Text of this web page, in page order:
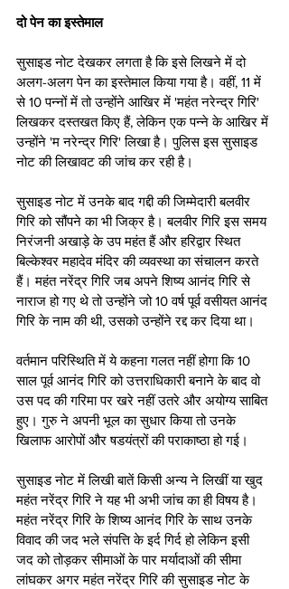
दो पेन का इस्तेमाल
सुसाइड नोट देखकर लगता है कि इसे लिखने में दो
अलग-अलग पेन का इस्तेमाल किया गया है। वहीं, 11 में
से 10 पन्नों में तो उन्होंने आखिर में 'महंत नरेन्द्र गिरि'
लिखकर दस्तखत किए हैं, लेकिन एक पन्ने के आखिर में
उन्होंने 'म नरेन्द्र गिरि' लिखा है। पुलिस इस सुसाइड
नोट की लिखावट की जांच कर रही है।
सुसाइड नोट में उनके बाद गद्दी की जिम्मेदारी बलवीर
गिरि को सौंपने का भी जिक्र है। बलवीर गिरि इस समय
निरंजनी अखाड़े के उप महंत हैं और हरिद्वार स्थित
बिल्केश्वर महादेव मंदिर की व्यवस्था का संचालन करते
हैं। महंत नरेंद्र गिरि जब अपने शिष्य आनंद गिरि से
नाराज हो गए थे तो उन्होंने जो 10 वर्ष पूर्व वसीयत आनंद
गिरि के नाम की थी, उसको उन्होंने रद्द कर दिया था।
वर्तमान परिस्थिति में ये कहना गलत नहीं होगा कि 10
साल पूर्व आनंद गिरि को उत्तराधिकारी बनाने के बाद वो
उस पद की गरिमा पर खरे नहीं उतरे और अयोग्य साबित
हुए। गुरु ने अपनी भूल का सुधार किया तो उनके
खिलाफ आरोपों और षडयंत्रों की पराकाष्ठा हो गई।
सुसाइड नोट में लिखी बातें किसी अन्य ने लिखीं या खुद
महंत नरेंद्र गिरि ने यह भी अभी जांच का ही विषय है।
महंत नरेंद्र गिरि के शिष्य आनंद गिरि के साथ उनके
विवाद की जद भले संपत्ति के इर्द गिर्द हो लेकिन इसी
जद को तोड़कर सीमाओं के पार मर्यादाओं की सीमा
लांघकर अगर महंत नरेंद्र गिरि की सुसाइड नोट के